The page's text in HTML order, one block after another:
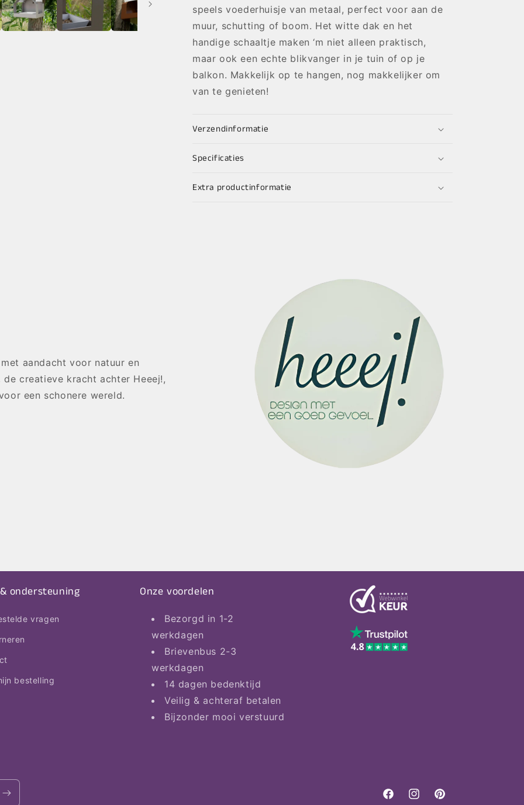
speels voederhuisje van metaal, perfect voor aan de
muur, schutting of boom. Het witte dak en het
handige schaaltje maken ‘m niet alleen praktisch,
maar ook een echte blikvanger in je tuin of op je
balkon. Makkelijk op te hangen, nog makkelijker om
van te genieten!
Verzendinformatie
Specificaties
Extra productinformatie
aandacht voor natuur en
creatieve kracht achter Heeej!,
een schonere wereld.
ondersteuning
vragen
bestelling
Onze voordelen
Bezorgd in 1-2
werkdagen
Brievenbus 2-3
werkdagen
14 dagen bedenktijd
Veilig & achteraf betalen
Bijzonder mooi verstuurd
FacebookInstagramPinterest